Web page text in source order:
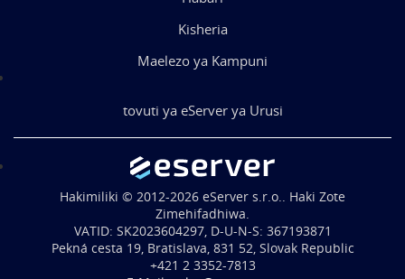
Kisheria
Maelezo ya Kampuni
tovuti ya eServer ya Urusi
Hakimiliki © 2012-2026 eServer s.r.o.. Haki Zote
Zimehifadhiwa.
VATID: SK2023604297, D-U-N-S: 367193871
Pekná cesta 19, Bratislava, 831 52, Slovak Republic
+421 2 3352-7813